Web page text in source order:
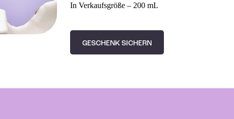
In Verkaufsgröße – 200 mL
GESCHENK SICHERN